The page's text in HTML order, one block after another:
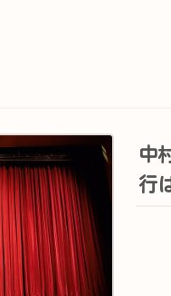
中
行